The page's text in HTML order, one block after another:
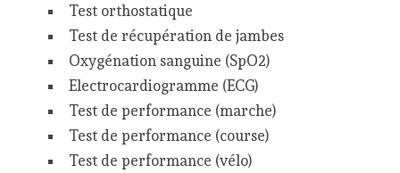
Test orthostatique
Test de récupération de jambes
Oxygénation sanguine (SpO2)
Electrocardiogramme (ECG)
Test de performance (marche)
Test de performance (course)
Test de performance (vélo)